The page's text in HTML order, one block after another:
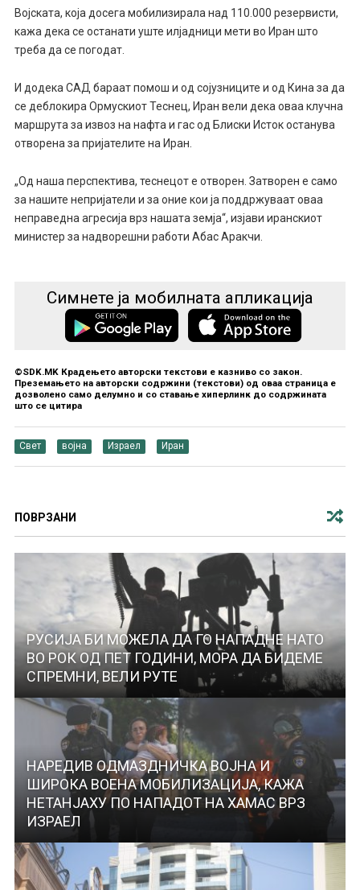
Војската, која досега мобилизирала над 110.000 резервисти,
кажа дека се останати уште илјадници мети во Иран што
треба да се погодат.
И додека САД бараат помош и од сојузниците и од Кина за да
се деблокира Ормускиот Теснец, Иран вели дека оваа клучна
маршрута за извоз на нафта и гас од Блиски Исток останува
отворена за пријателите на Иран.
„Од наша перспектива, теснецот е отворен. Затворен е само
за нашите непријатели и за оние кои ја поддржуваат оваа
неправедна агресија врз нашата земја“, изјави иранскиот
министер за надворешни работи Абас Аракчи.
Симнете ја мобилната апликација
©SDK.MK Крадењето авторски текстови е казниво со закон.
Преземањето на авторски содржини (текстови) од оваа страница е
дозволено само делумно и со ставање хиперлинк до содржината
што се цитира
Свет војна Израел Иран
ПОВРЗАНИ
РУСИЈА БИ МОЖЕЛА ДА ГО НАПАДНЕ НАТО
ВО РОК ОД ПЕТ ГОДИНИ, МОРА ДА БИДЕМЕ
СПРЕМНИ, ВЕЛИ РУТЕ
НАРЕДИВ ОДМАЗДНИЧКА ВОЈНА И
ШИРОКА ВОЕНА МОБИЛИЗАЦИЈА, КАЖА
НЕТАНЈАХУ ПО НАПАДОТ НА ХАМАС ВРЗ
ИЗРАЕЛ